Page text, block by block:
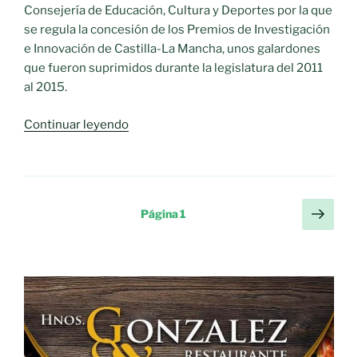
beneficio
del
bienestar
social»
Consejería de Educación, Cultura y Deportes por la que
se regula la concesión de los Premios de Investigación
e Innovación de Castilla-La Mancha, unos galardones
que fueron suprimidos durante la legislatura del 2011
al 2015.
Continuar leyendo«El
recupera
premios
e
Innovación
de
Castilla-
La
Página1